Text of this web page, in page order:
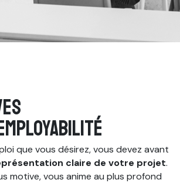
que vous désirez, vous devez avant
claire de votre projet.
motive, vous anime au plus profond